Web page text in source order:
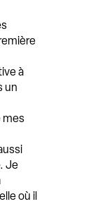
à
un
mes
Je
où il